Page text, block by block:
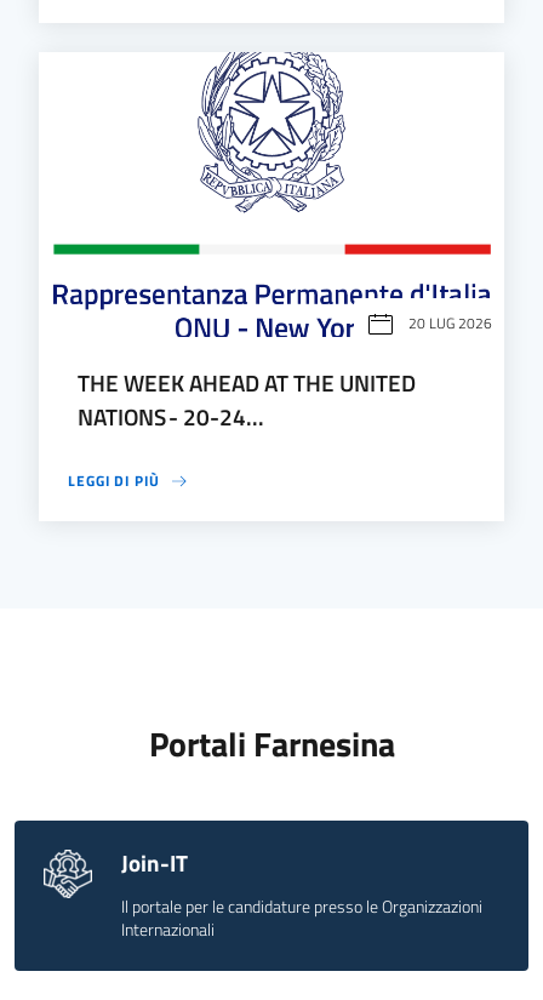
20 LUG 2026
THE WEEK AHEAD AT THE UNITED
NATIONS - 20-24...
LEGGI DI PIÙ
Portali Farnesina
Join-IT
Il portale per le candidature presso le Organizzazioni
Internazionali